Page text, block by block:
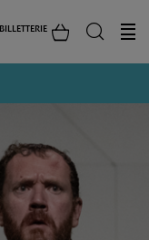
BILLETTERIE